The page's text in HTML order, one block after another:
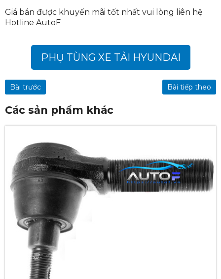
Giá bán được khuyến mãi tốt nhất vui lòng liên hệ
Hotline AutoF
PHỤ TÙNG XE TẢI HYUNDAI
Bài trước Bài tiếp theo
Các sản phẩm khác